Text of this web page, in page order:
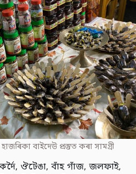
বাইদেউ প্ৰস্তুত কৰা সামগ্ৰী
ঔটেঙা, বাঁহ গাঁজ, জলফাই,